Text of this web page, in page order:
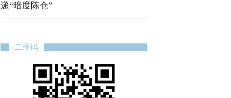
递“暗度陈仓”
二维码